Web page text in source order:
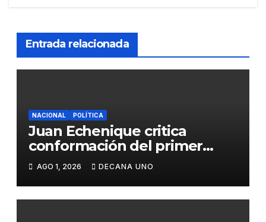
Entrada relacionada
NACIONAL POLÍTICA
Juan Echenique critica
conformación del primer
gabinete ministerial de Keiko
Fujimori
AGO 1, 2026 DECANA UNO